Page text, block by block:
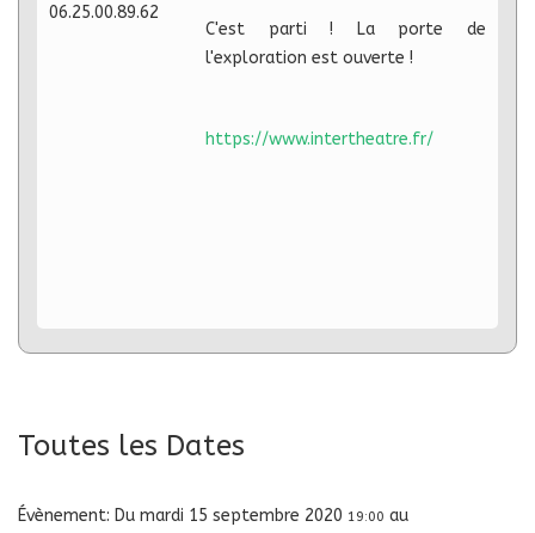
06.25.00.89.62
C'est parti ! La porte de
l'exploration est ouverte !
https://www.intertheatre.fr/
Toutes les Dates
Évènement: Du mardi 15 septembre 2020 19:00 au